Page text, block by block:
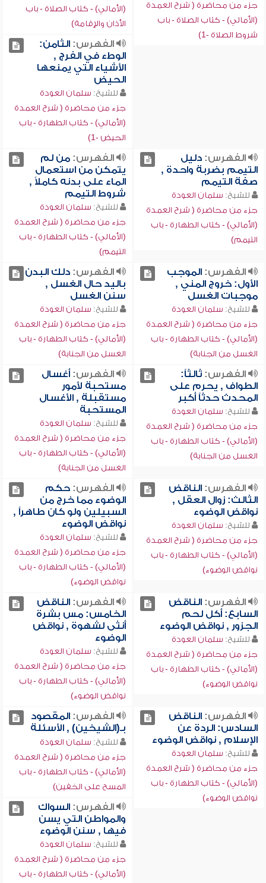
جزء من محاضرة ( شرح العمدة
(الأمالي) - كتاب الصلاة - باب
شروط الصلاة -1)
(الأمالي) - كتاب الصلاة - باب
الأذان والإقامة)
الفهرس:الثامن:
الوطء في الفرج ,
الأشياء التي يمنعها
الحيض
للشيخ: سلمان العودة
جزء من محاضرة ( شرح العمدة
(الأمالي) - كتاب الطهارة - باب
الحيض -1)
الفهرس:دليل
التيمم بضربة واحدة ,
صفة التيمم
للشيخ: سلمان العودة
جزء من محاضرة ( شرح العمدة
(الأمالي) - كتاب الطهارة - باب
التيمم)
الفهرس:من لم
يتمكن من استعمال
الماء على بدنه كاملاً ,
شروط التيمم
للشيخ: سلمان العودة
جزء من محاضرة ( شرح العمدة
(الأمالي) - كتاب الطهارة - باب
التيمم)
الفهرس:الموجب
الأول: خروج المني ,
موجبات الغسل
للشيخ: سلمان العودة
جزء من محاضرة ( شرح العمدة
(الأمالي) - كتاب الطهارة - باب
الغسل من الجنابة)
الفهرس:دلك البدن
باليد حال الغسل ,
سنن الغسل
للشيخ: سلمان العودة
جزء من محاضرة ( شرح العمدة
(الأمالي) - كتاب الطهارة - باب
الغسل من الجنابة)
الفهرس:ثالثاً:
الطواف , يحرم على
المحدث حدثاً أكبر
للشيخ: سلمان العودة
جزء من محاضرة ( شرح العمدة
(الأمالي) - كتاب الطهارة - باب
الغسل من الجنابة)
الفهرس:أغسال
مستحبة لأمور
مستقبلة , الأغسال
المستحبة
للشيخ: سلمان العودة
جزء من محاضرة ( شرح العمدة
(الأمالي) - كتاب الطهارة - باب
الغسل من الجنابة)
الفهرس:الناقض
الثالث: زوال العقل ,
نواقض الوضوء
للشيخ: سلمان العودة
جزء من محاضرة ( شرح العمدة
(الأمالي) - كتاب الطهارة - باب
نواقض الوضوء)
الفهرس:حكم
الوضوء مما خرج من
السبيلين ولو كان طاهراً ,
نواقض الوضوء
للشيخ: سلمان العودة
جزء من محاضرة ( شرح العمدة
(الأمالي) - كتاب الطهارة - باب
نواقض الوضوء)
الفهرس:الناقض
السابع: أكل لحم
الجزور , نواقض الوضوء
للشيخ: سلمان العودة
جزء من محاضرة ( شرح العمدة
(الأمالي) - كتاب الطهارة - باب
نواقض الوضوء)
الفهرس:الناقض
الخامس: مس بشرة
أنثى لشهوة , نواقض
الوضوء
للشيخ: سلمان العودة
جزء من محاضرة ( شرح العمدة
(الأمالي) - كتاب الطهارة - باب
نواقض الوضوء)
الفهرس:الناقض
السادس: الردة عن
الإسلام , نواقض الوضوء
للشيخ: سلمان العودة
جزء من محاضرة ( شرح العمدة
(الأمالي) - كتاب الطهارة - باب
نواقض الوضوء)
الفهرس:المقصود
بـ(الشيخين) , الأسئلة
للشيخ: سلمان العودة
جزء من محاضرة ( شرح العمدة
(الأمالي) - كتاب الطهارة - باب
المسح على الخفين)
الفهرس:السواك
والمواطن التي يسن
فيها , سنن الوضوء
للشيخ: سلمان العودة
جزء من محاضرة ( شرح العمدة
(الأمالي) - كتاب الطهارة - باب